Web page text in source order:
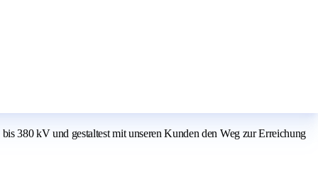
380 kV und gestaltest mit unseren Kunden den Weg zur Erreichung